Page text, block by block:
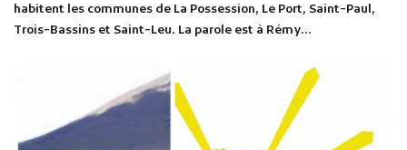
habitent les communes de La Possession, Le Port, Saint-Paul,
Trois-Bassins et Saint-Leu. La parole est à Rémy…